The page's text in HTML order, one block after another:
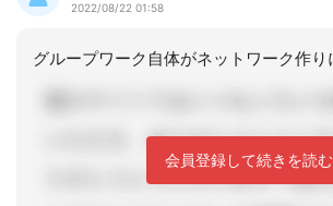
2022/08/22 01:58
会員登録して続きを読む